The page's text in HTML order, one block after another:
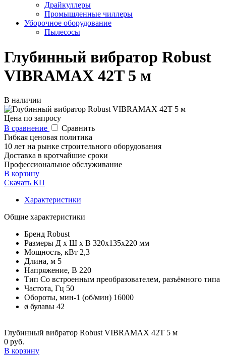
Драйкуллеры
Промышленные чиллеры
Уборочное оборудование
Пылесосы
Глубинный вибратор Robust
VIBRAMAX 42T 5 м
В наличии
Цена по запросу
В сравнение
Сравнить
Гибкая ценовая политика
10 лет на рынке строительного оборудования
Доставка в кротчайшие сроки
Профессиональное обслуживание
В корзину
Скачать КП
Характеристики
Общие характеристики
Бренд Robust
Размеры Д х Ш х В 320х135х220 мм
Мощность, кВт 2,3
Длина, м 5
Напряжение, В 220
Тип Cо встроенным преобразователем, разъёмного типа
Частота, Гц 50
Обороты, мин-1 (об/мин) 16000
ø булавы 42
Глубинный вибратор Robust VIBRAMAX 42T 5 м
0 руб.
В корзину